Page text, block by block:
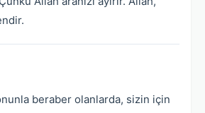
beraber olanlarda, sizin için